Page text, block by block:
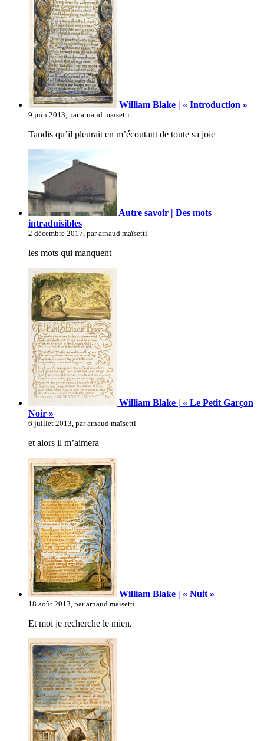
William Blake | « Introduction »
9 juin 2013, par arnaud maïsetti
Tandis qu’il pleurait en m’écoutant de toute sa joie
Autre savoir | Des mots
intraduisibles
2 décembre 2017, par arnaud maïsetti
les mots qui manquent
William Blake | « Le Petit Garçon
Noir »
6 juillet 2013, par arnaud maïsetti
et alors il m’aimera
William Blake | « Nuit »
18 août 2013, par arnaud maïsetti
Et moi je recherche le mien.